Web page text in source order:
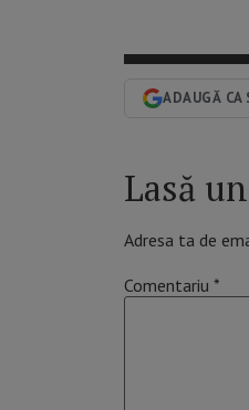
ADAUGĂ CA
Lasă
Adresa ta de
Comentariu *